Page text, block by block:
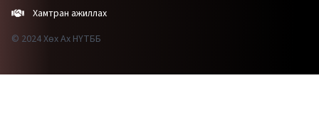
Хамтран ажиллах
© 2024 Хөх Ах НҮТББ